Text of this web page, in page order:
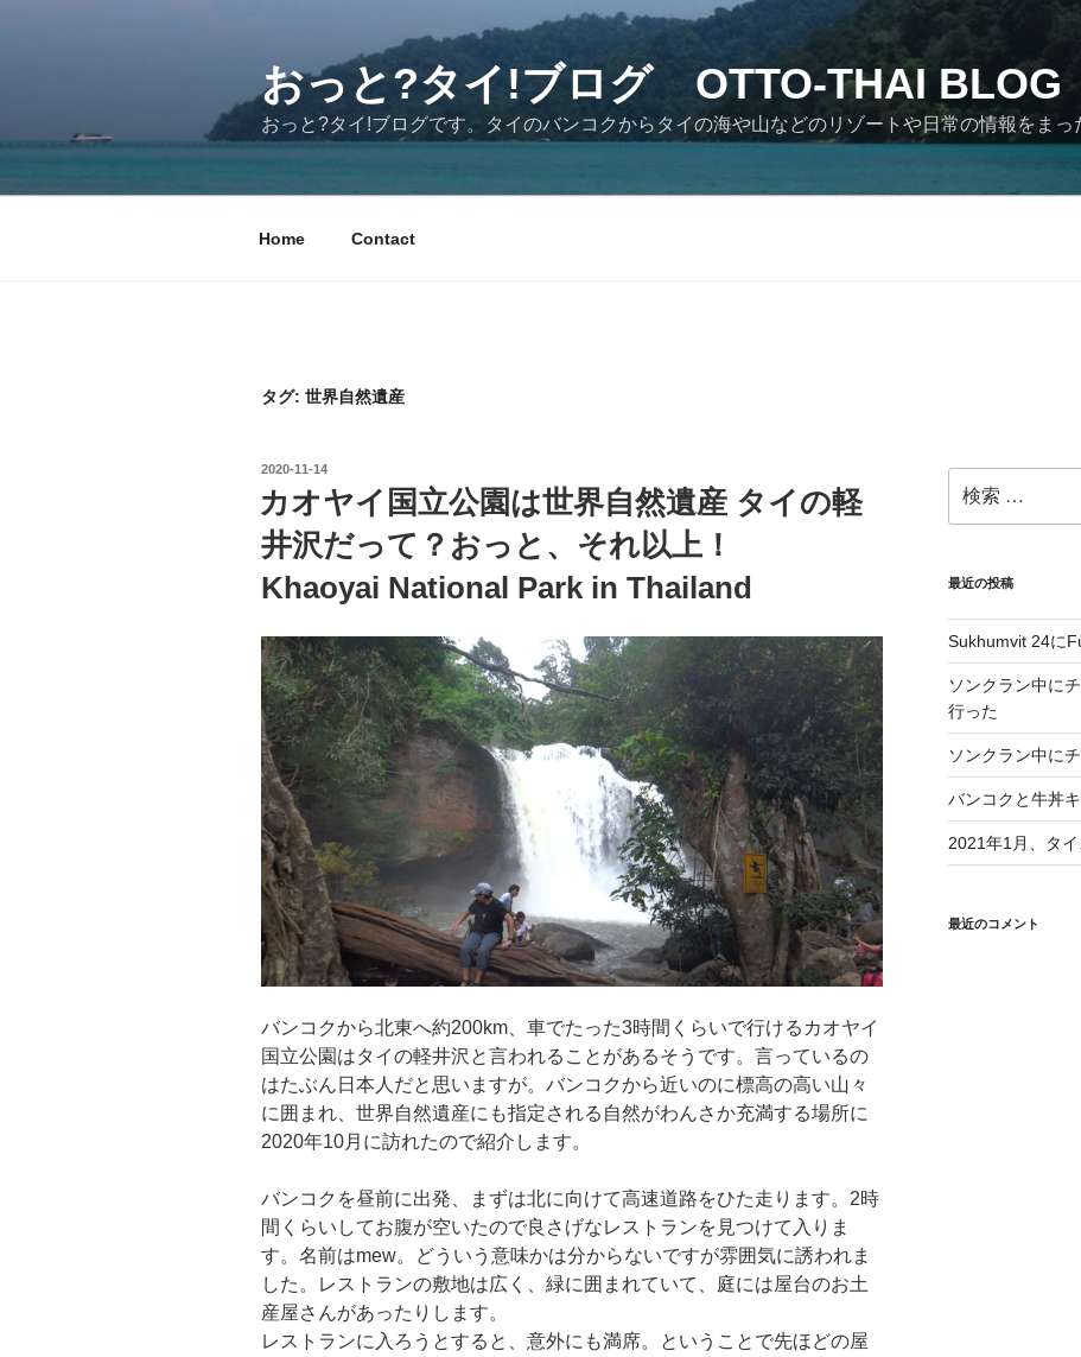
おっと?タイ!ブログ OTTO-THAI BLOG
おっと?タイ!ブログです。タイのバンコクからタイの海や山などのリゾートや日常の情報をまっ
Home Contact
タグ: 世界自然遺産
投
稿
日:
2020-11-14
カオヤイ国立公園は世界自然遺産 タイの軽
井沢だって？おっと、それ以上！
Khaoyai National Park in Thailand
バンコクから北東へ約200km、車でたった3時間くらいで行けるカオヤイ
国立公園はタイの軽井沢と言われることがあるそうです。言っているの
はたぶん日本人だと思いますが。バンコクから近いのに標高の高い山々
に囲まれ、世界自然遺産にも指定される自然がわんさか充満する場所に
2020年10月に訪れたので紹介します。
バンコクを昼前に出発、まずは北に向けて高速道路をひた走ります。2時
間くらいしてお腹が空いたので良さげなレストランを見つけて入りま
す。名前はmew。どういう意味かは分からないですが雰囲気に誘われま
した。レストランの敷地は広く、緑に囲まれていて、庭には屋台のお土
産屋さんがあったりします。
レストランに入ろうとすると、意外にも満席。ということで先ほどの屋
索:
最近の投稿
Sukhumvit 24に
ソンクラン中に
行った
ソンクラン中に
バンコクと牛丼
2021年1月、タ
最近のコメント